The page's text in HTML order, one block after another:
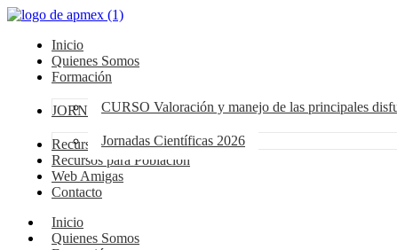
Inicio
Quienes Somos
Formación
CURSO Valoración y manejo de las principales
JORNADAS APMEX
Jornadas Científicas 2026
Recursos para socias
Recursos para Población
Web Amigas
Contacto
Inicio
Quienes Somos